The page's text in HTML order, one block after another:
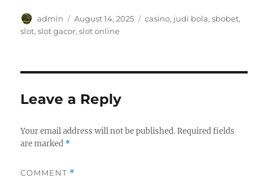
Author
admin
Posted
on
August 14, 2025 Tags
casino, judi bola,sbobet,
slot,slot gacor,slot online
Leave a Reply
Your email address will not be published. Required fields
are marked *
COMMENT *